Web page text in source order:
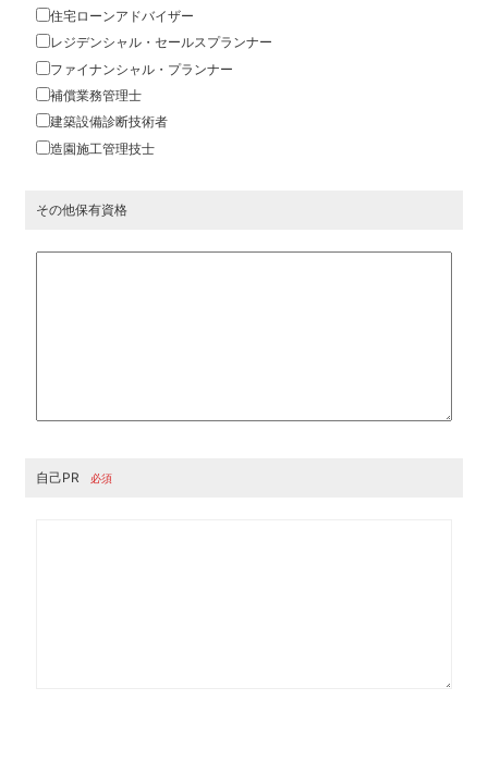
住宅ローンアドバイザー
レジデンシャル・セールスプランナー
ファイナンシャル・プランナー
補償業務管理士
建築設備診断技術者
造園施工管理技士
その他保有資格
自己PR 必須